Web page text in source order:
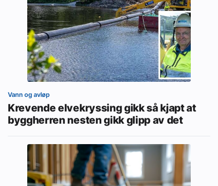
Vann og avløp
Krevende elvekryssing gikk så kjapt at
byggherren nesten gikk glipp av det